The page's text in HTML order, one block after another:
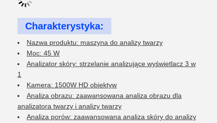
Charakterystyka:
Nazwa produktu: maszyna do analizy twarzy
Moc: 45 W
Analizator skóry: strzelanie analizujące wyświetlacz 3 w
1
Kamera: 1500W HD obiektyw
Analiza obrazu: zaawansowana analiza obrazu dla
analizatora twarzy i analizy twarzy
Analiza porów: zaawansowana analiza skóry do analizy